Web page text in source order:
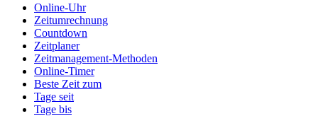
Online-Uhr
Zeitumrechnung
Countdown
Zeitplaner
Zeitmanagement-Methoden
Online-Timer
Beste Zeit zum
Tage seit
Tage bis